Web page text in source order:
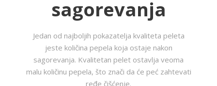
sagorevanja
Jedan od najboljih pokazatelja kvaliteta peleta
jeste količina pepela koja ostaje nakon
sagorevanja. Kvalitetan pelet ostavlja veoma
malu količinu pepela, što znači da će peć zahtevati
ređe čišćenje.